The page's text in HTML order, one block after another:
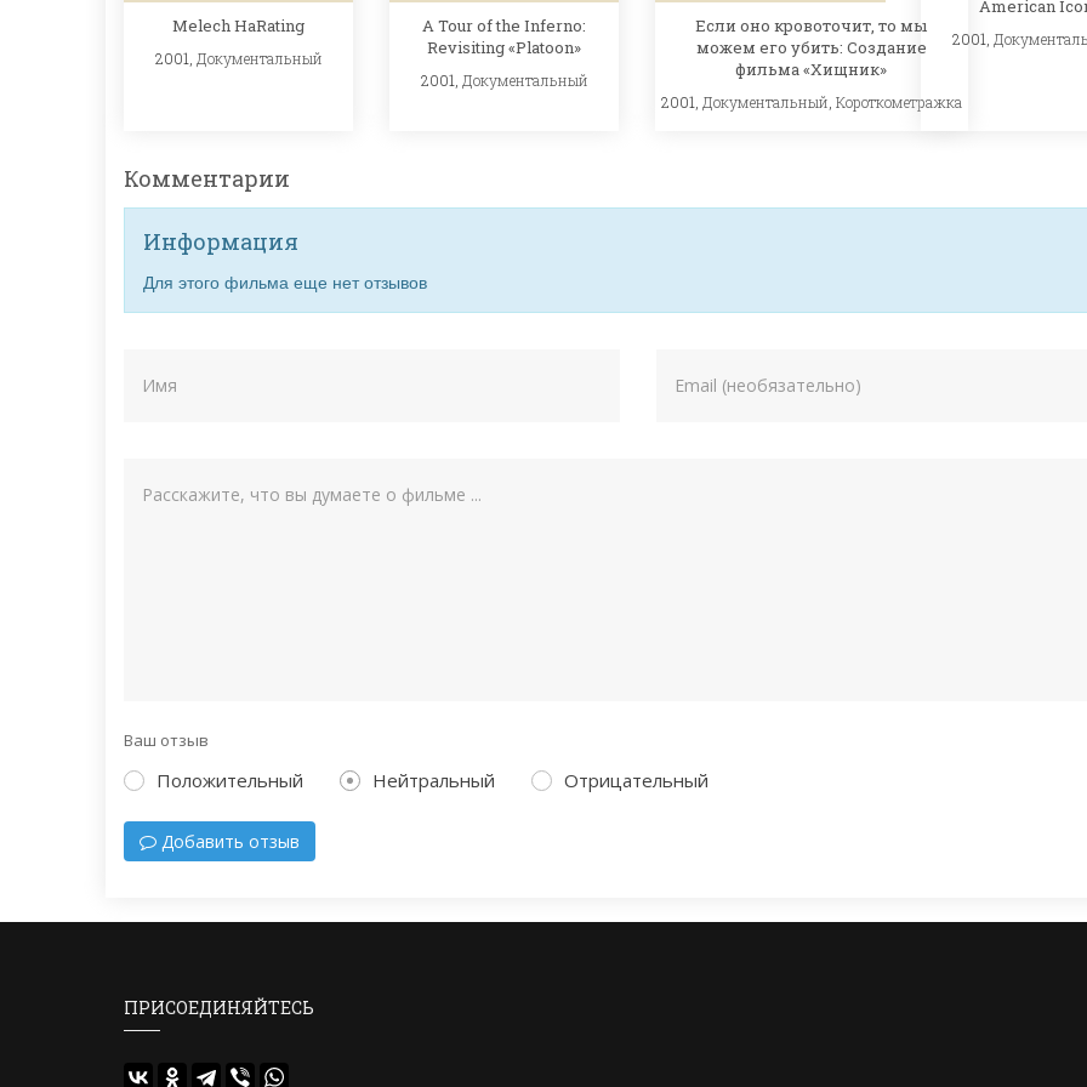
Melech HaRating
2001, Документальный
A Tour of the Inferno:
Revisiting «Platoon»
2001, Документальный
Если оно кровоточит, то мы
можем его убить: Создание
фильма «Хищник»
2001, Документальный, Короткометражка
American
2001,
Комментарии
Информация
Для этого фильма еще нет отзывов
Ваш отзыв
Положительный Нейтральный Отрицательный
Добавить отзыв
ПРИСОЕДИНЯЙТЕСЬ